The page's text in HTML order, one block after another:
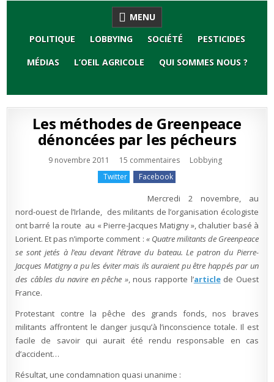
MENU
POLITIQUE
LOBBYING SOCIÉTÉ
PESTICIDES
MÉDIAS
L’OEIL AGRICOLE QUI SOMMES NOUS ?
Les méthodes de Greenpeace
dénoncées par les pécheurs
9 novembre 2011 15 commentairessur
dénoncées
par
les
pécheurs
Publié
Lobbying
Twitter
Facebook
Mercredi 2 novembre, au
nord-ouest de l’Irlande, des militants de l’organisation écologiste
ont barré la route au « Pierre-Jacques Matigny », chalutier basé à
Lorient. Et pas n’importe comment : « Quatre militants de Greenpeace
se sont jetés à l’eau devant l’étrave du bateau. Le patron du Pierre-
Jacques Matigny a pu les éviter mais ils auraient pu être happés par un
des câbles du navire en pêche », nous rapporte l’articlede Ouest
France.
Protestant contre la pêche des grands fonds, nos braves
militants affrontent le danger jusqu’à l’inconscience totale. Il est
facile de savoir qui aurait été rendu responsable en cas
d’accident…
Résultat, une condamnation quasi unanime :